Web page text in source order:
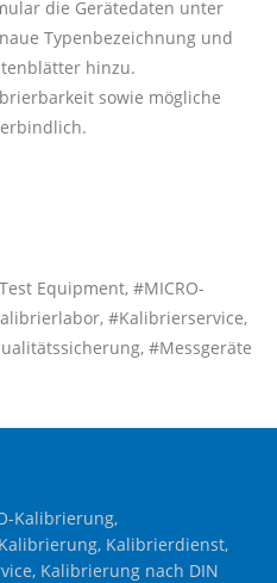
die Gerätedaten unter
Typenbezeichnung und
hinzu.
sowie mögliche
Equipment, #MICRO-
#Kalibrierservice,
#Messgeräte
Kalibrierung,
Kalibrierdienst,
Kalibrierung nach DIN